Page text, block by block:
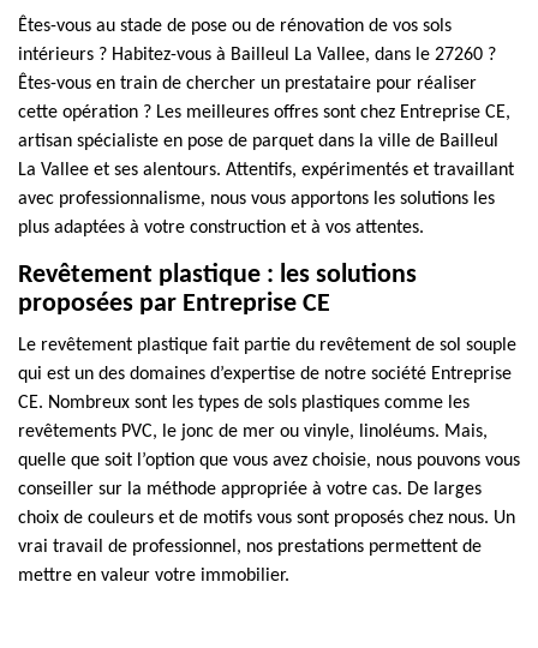
Êtes-vous au stade de pose ou de rénovation de vos sols
intérieurs ? Habitez-vous à Bailleul La Vallee, dans le 27260 ?
Êtes-vous en train de chercher un prestataire pour réaliser
cette opération ? Les meilleures offres sont chez Entreprise CE,
artisan spécialiste en pose de parquet dans la ville de Bailleul
La Vallee et ses alentours. Attentifs, expérimentés et travaillant
avec professionnalisme, nous vous apportons les solutions les
plus adaptées à votre construction et à vos attentes.
Revêtement plastique : les solutions
proposées par Entreprise CE
Le revêtement plastique fait partie du revêtement de sol souple
qui est un des domaines d’expertise de notre société Entreprise
CE. Nombreux sont les types de sols plastiques comme les
revêtements PVC, le jonc de mer ou vinyle, linoléums. Mais,
quelle que soit l’option que vous avez choisie, nous pouvons vous
conseiller sur la méthode appropriée à votre cas. De larges
choix de couleurs et de motifs vous sont proposés chez nous. Un
vrai travail de professionnel, nos prestations permettent de
mettre en valeur votre immobilier.